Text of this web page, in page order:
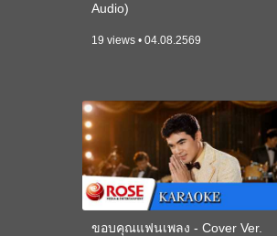
Audio)
19 views • 04.08.2569
ขอบคุณแฟนเพลง - Cover Ver.